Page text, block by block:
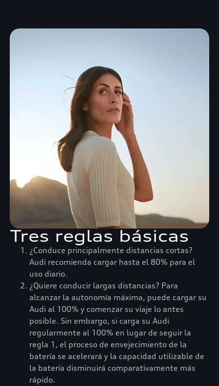
Tres reglas básicas
¿Conduce principalmente distancias cortas?
Audi recomienda cargar hasta el 80% para el
uso diario.
¿Quiere conducir largas distancias? Para
alcanzar la autonomía máxima, puede cargar su
Audi al 100% y comenzar su viaje lo antes
posible. Sin embargo, si carga su Audi
regularmente al 100% en lugar de seguir la
regla 1, el proceso de envejecimiento de la
batería se acelerará y la capacidad utilizable de
la batería disminuirá comparativamente más
rápido.